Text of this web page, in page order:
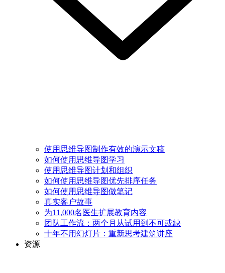
使用思维导图制作有效的演示文稿
如何使用思维导图学习
使用思维导图计划和组织
如何使用思维导图优先排序任务
如何使用思维导图做笔记
真实客户故事
为11,000名医生扩展教育内容
团队工作流：两个月从试用到不可或缺
十年不用幻灯片：重新思考建筑讲座
资源